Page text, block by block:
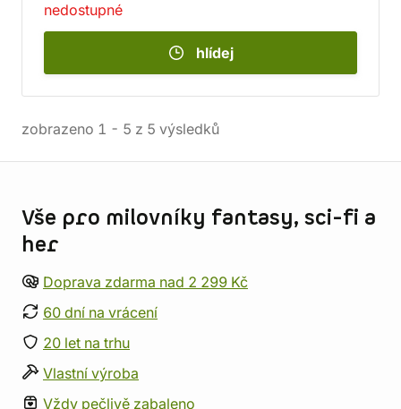
nedostupné
hlídej
zobrazeno 1 - 5 z 5 výsledků
Vše pro milovníky fantasy, sci-fi a
her
Doprava zdarma nad 2 299 Kč
60 dní na vrácení
20 let na trhu
Vlastní výroba
Vždy pečlivě zabaleno